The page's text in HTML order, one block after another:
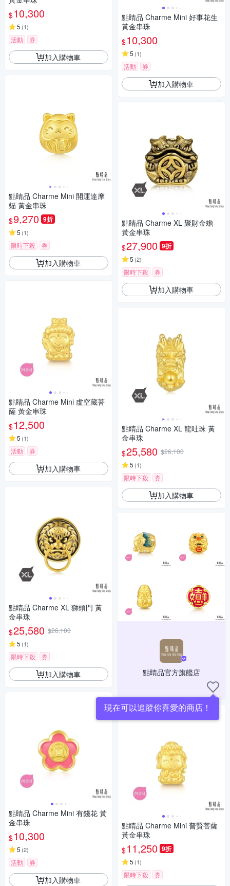
$10,300
5 (1)
活動 券
加入購物車
點睛品 Charme Mini 開運達摩
貓 黃金串珠
$9,270 9折
5 (1)
限時下殺 券
加入購物車
點睛品 Charme Mini 虛空藏菩
薩 黃金串珠
$12,500
5 (1)
活動 券
加入購物車
點睛品 Charme XL 獅頭門 黃
金串珠
$25,580 $26,100
5 (1)
限時下殺 券
加入購物車
點睛品 Charme Mini 有錢花 黃
金串珠
$10,300
5 (2)
活動 券
加入購物車
點睛品 Charme Mini 好事花生
黃金串珠
$10,300
5 (1)
活動 券
加入購物車
點睛品 Charme XL 聚財金蟾
黃金串珠
$27,900 9折
5 (2)
限時下殺 券
加入購物車
點睛品 Charme XL 龍吐珠 黃
金串珠
$25,580 $26,100
5 (1)
限時下殺 券
加入購物車
點睛品官方旗艦店
現在可以追蹤你喜愛的商店！
點睛品 Charme Mini 普賢菩薩
黃金串珠
$11,250 9折
5 (1)
限時下殺 券